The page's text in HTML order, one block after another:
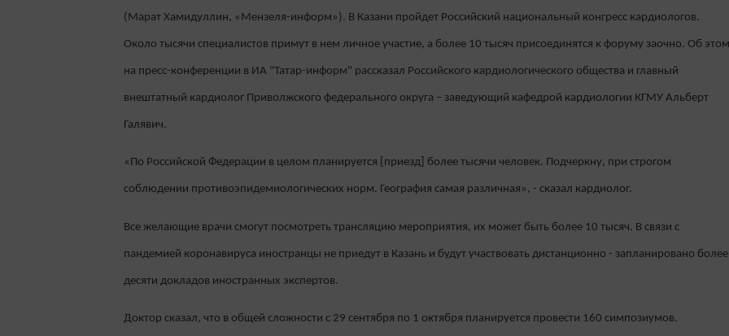
(Марат Хамидуллин, «Мензеля-информ»). В Казани пройдет Российский национальный конгресс кардиологов.
Около тысячи специалистов примут в нем личное участие, а более 10 тысяч присоединятся к форуму заочно. Об этом
на пресс-конференции в ИА "Татар-информ" рассказал Российского кардиологического общества и главный
внештатный кардиолог Приволжского федерального округа – заведующий кафедрой кардиологии КГМУ Альберт
Галявич.
«По Российской Федерации в целом планируется [приезд] более тысячи человек. Подчеркну, при строгом
соблюдении противоэпидемиологических норм. География самая различная», - сказал кардиолог.
Все желающие врачи смогут посмотреть трансляцию мероприятия, их может быть более 10 тысяч. В связи с
пандемией коронавируса иностранцы не приедут в Казань и будут участвовать дистанционно - запланировано более
десяти докладов иностранных экспертов.
Доктор сказал, что в общей сложности с 29 сентября по 1 октября планируется провести 160 симпозиумов.